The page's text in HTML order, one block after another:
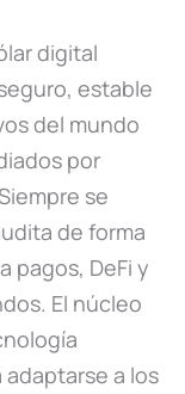
digital
estable
del mundo
por
se
de forma
pagos, DeFi y
El núcleo
a los